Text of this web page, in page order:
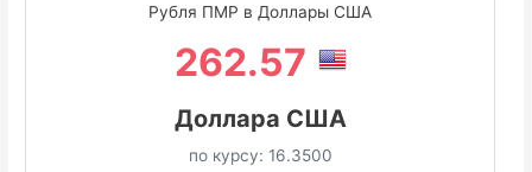
Рубля ПМР в Доллары США
262.57
Доллара США
по курсу: 16.3500